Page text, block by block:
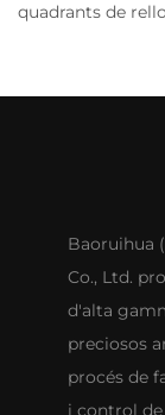
quadrants de
Baoruihua
Co., Ltd.
d'alta
preciosos
procés de
i control